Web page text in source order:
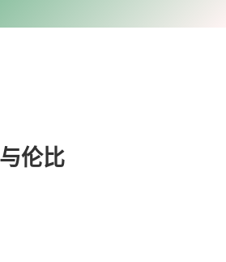
伦比